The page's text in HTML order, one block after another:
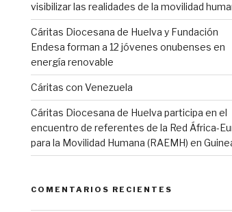
visibilizar las realidades de la movilidad
Cáritas Diocesana de Huelva y Fundación
Endesa forman a 12 jóvenes onubenses en
energía renovable
Cáritas con Venezuela
Cáritas Diocesana de Huelva participa en el
encuentro de referentes de la Red África-
para la Movilidad Humana (RAEMH) en
COMENTARIOS RECIENTES